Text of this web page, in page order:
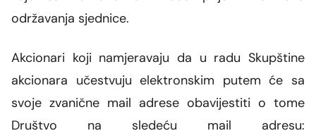
održavanja sjednice.
Akcionari koji namjeravaju da u radu Skupštine
akcionara učestvuju elektronskim putem će sa
svoje zvanične mail adrese obavijestiti o tome
Društvo na sledeću mail adresu: